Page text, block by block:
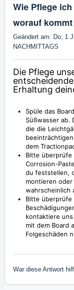
Wie Pflege
worauf
Geändert am: Do, 1
NACHMITTAGS
Die Pflege
Erhaltung
Spüle das
Süßwasser ab.
die die
dem
Bitte überprüfe
Corrosion-
du feststellen,
montieren
wahrscheinlich
Bitte überprüfe
kontaktiere
mit dem Board
Folgeschäden
War diese Antwort